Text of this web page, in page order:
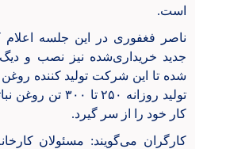
است.
ناصر فغفوری در این جلسه
جدید خریداری‌شده نیز نصب و دیگ
شده تا این شرکت تولید کننده روغن
تولید روزانه ۲۵۰ تا
کار خود را از سر گیرد.
کارگران می‌گویند: مسئولان